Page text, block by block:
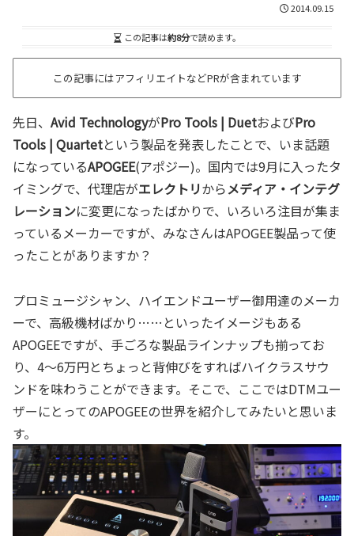
2014.09.15
この記事は約8分で読めます。
この記事にはアフィリエイトなどPRが含まれています
先日、 Avid TechnologyがPro Tools | DuetおよびPro
Tools | Quartetという製品を発表したことで、いま話題
になっているAPOGEE(アポジー)。国内では9月に入ったタ
イミングで、代理店がエレクトリからメディア・インテグ
レーションに変更になったばかりで、いろいろ注目が集ま
っているメーカーですが、みなさんはAPOGEE製品って使
ったことがありますか？
プロミュージシャン、ハイエンドユーザー御用達のメーカ
ーで、高級機材ばかり……といったイメージもある
APOGEEですが、手ごろな製品ラインナップも揃ってお
り、4～6万円とちょっと背伸びをすればハイクラスサウ
ンドを味わうことができます。そこで、ここではDTMユー
ザーにとってのAPOGEEの世界を紹介してみたいと思いま
す。